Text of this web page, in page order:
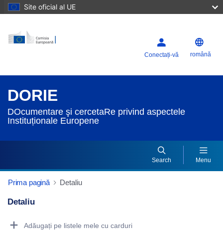
Site oficial al UE
Conectați-vă română
DORIE
DOcumentare şi cercetaRe privind aspectele
Instituționale Europene
Search Menu
Prima pagină Detaliu
Detaliu
Adăugați pe listele mele cu carduri